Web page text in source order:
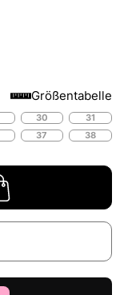
Größentabelle
30
31
37 38